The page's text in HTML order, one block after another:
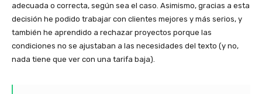
adecuada o correcta, según sea el caso. Asimismo, gracias a esta
decisión he podido trabajar con clientes mejores y más serios, y
también he aprendido a rechazar proyectos porque las
condiciones no se ajustaban a las necesidades del texto (y no,
nada tiene que ver con una tarifa baja).